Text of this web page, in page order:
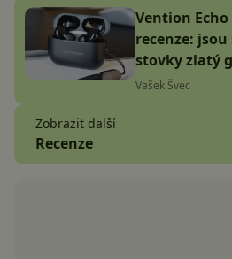
Vention Echo
recenze:
stovky zlatý
Vašek Švec
Zobrazit další
Recenze